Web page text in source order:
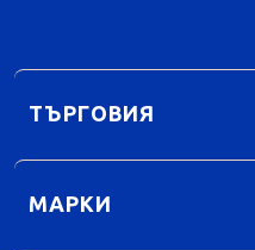
ТЪРГОВИЯ
МАРКИ